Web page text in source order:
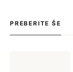
PREBERITE ŠE